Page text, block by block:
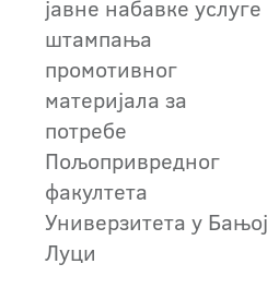
јавне набавке услуге
штампања
промотивног
материјала за
потребе
Пољопривредног
факултета
Универзитета у Бањој
Луци